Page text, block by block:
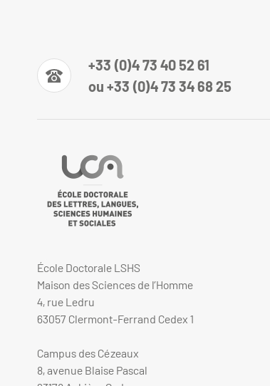
+33 (0)4 73 40 52 61
ou +33 (0)4 73 34 68 25
École Doctorale LSHS
Maison des Sciences de l’Homme
4, rue Ledru
63057 Clermont-Ferrand Cedex 1
Campus des Cézeaux
8, avenue Blaise Pascal